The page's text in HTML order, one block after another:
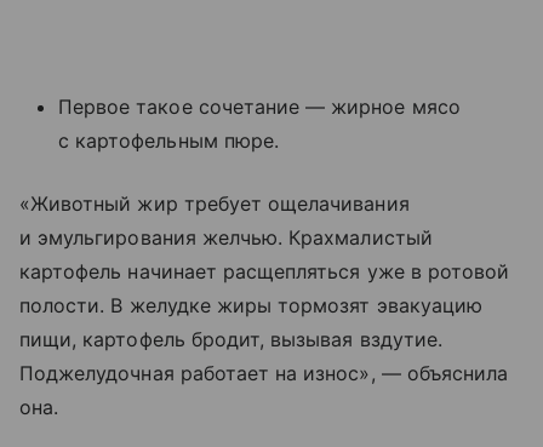
Первое такое сочетание — жирное мясо
с картофельным пюре.
«Животный жир требует ощелачивания
и эмульгирования желчью. Крахмалистый
картофель начинает расщепляться уже в ротовой
полости. В желудке жиры тормозят эвакуацию
пищи, картофель бродит, вызывая вздутие.
Поджелудочная работает на износ», — объяснила
она.